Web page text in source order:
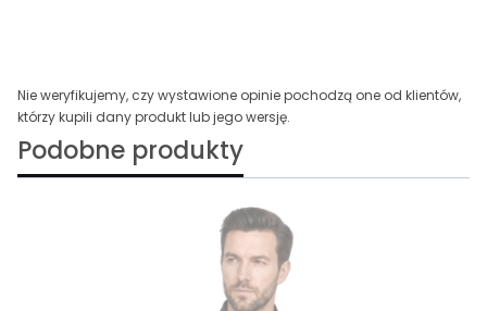
Nie weryfikujemy, czy wystawione opinie pochodzą one od klientów,
którzy kupili dany produkt lub jego wersję.
Podobne produkty